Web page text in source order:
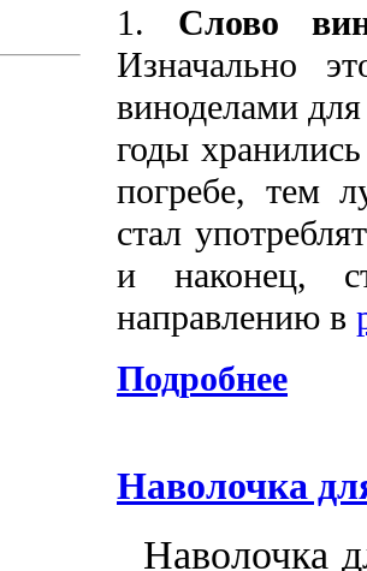
1. Слово
Изначально
виноделами
годы
погребе, тем
стал
и наконец,
направлению в
Подробнее
Наволочка
Наволочка